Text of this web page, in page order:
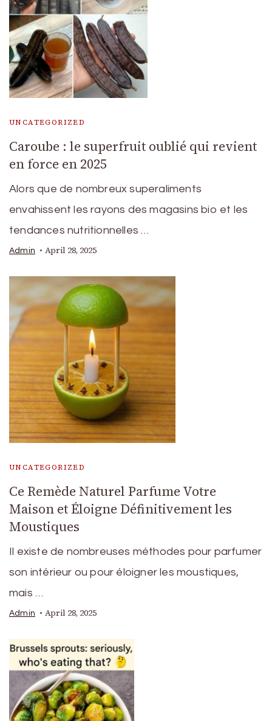
UNCATEGORIZED
Caroube : le superfruit oublié qui revient
en force en 2025
Alors que de nombreux superaliments
envahissent les rayons des magasins bio et les
tendances nutritionnelles …
Admin April 28, 2025
UNCATEGORIZED
Ce Remède Naturel Parfume Votre
Maison et Éloigne Définitivement les
Moustiques
Il existe de nombreuses méthodes pour parfumer
son intérieur ou pour éloigner les moustiques,
mais …
Admin April 28, 2025